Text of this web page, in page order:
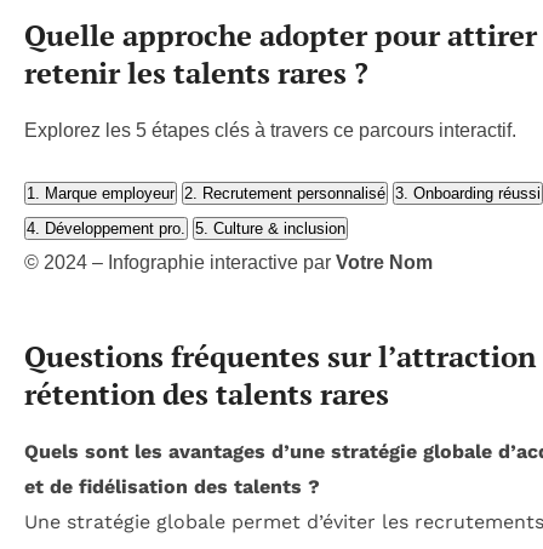
Quelle approche adopter pour
retenir les talents rares ?
Explorez les 5 étapes clés à travers ce parcours interactif.
1. Marque employeur 2. Recrutement personnalisé 3. Onboarding réussi
4. Développement pro. 5. Culture & inclusion
© 2024 – Infographie interactive par Votre Nom
Questions fréquentes sur
rétention des talents rares
Quels sont les avantages d’une stratégie globale
et de fidélisation des talents ?
Une stratégie globale permet d’éviter les